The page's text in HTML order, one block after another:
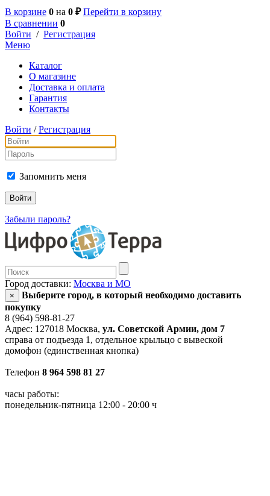
В корзине 0 на 0 ₽ Перейти в корзину
В сравнении 0
Войти / Регистрация
Меню
Каталог
О магазине
Доставка и оплата
Гарантия
Контакты
Войти / Регистрация
Запомнить меня
Забыли пароль?
Город доставки: Москва и МО
×
Выберите город, в который необходимо доставить
покупку
8 (964) 598-81-27
Адрес: 127018 Москва, ул. Советской Армии, дом 7
справа от подъезда 1, отдельное крыльцо с вывеской
домофон (единственная кнопка)
Телефон 8 964 598 81 27
часы работы:
понедельник-пятница 12:00 - 20:00 ч